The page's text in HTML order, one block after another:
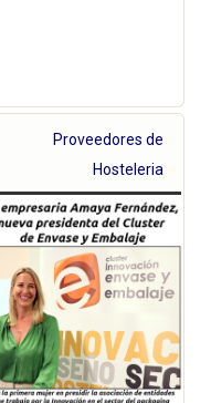
Proveedores de
Hosteleria